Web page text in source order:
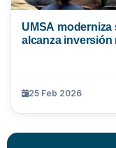
UMSA
alcanza inversión
25 Feb 2026